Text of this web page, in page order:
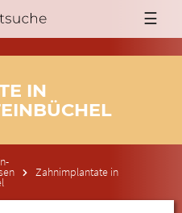
☰
IN
Zahnimplantate in